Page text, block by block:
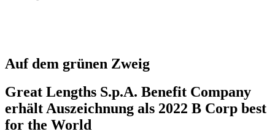
Auf dem grünen Zweig
Great Lengths S.p.A. Benefit Company
erhält Auszeichnung als 2022 B Corp best
for the World